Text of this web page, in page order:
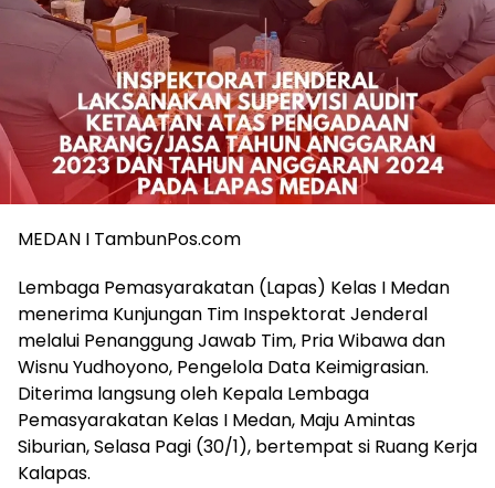
MEDAN I TambunPos.com
Lembaga Pemasyarakatan (Lapas) Kelas I Medan
menerima Kunjungan Tim Inspektorat Jenderal
melalui Penanggung Jawab Tim, Pria Wibawa dan
Wisnu Yudhoyono, Pengelola Data Keimigrasian.
Diterima langsung oleh Kepala Lembaga
Pemasyarakatan Kelas I Medan, Maju Amintas
Siburian, Selasa Pagi (30/1), bertempat si Ruang Kerja
Kalapas.